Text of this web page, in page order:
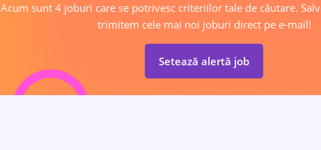
Acum sunt 4 joburi care se potrivesc criteriilor tale de căutare.
trimitem cele mai noi joburi direct pe e-mail!
Setează alertă job